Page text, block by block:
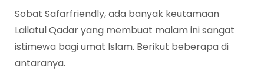
Sobat Safarfriendly, ada banyak keutamaan
Lailatul Qadar yang membuat malam ini sangat
istimewa bagi umat Islam. Berikut beberapa di
antaranya.